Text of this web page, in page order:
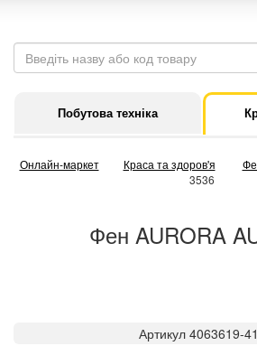
Побутова техніка
Онлайн-маркет Краса та здоров'я
3536
Фен AURORA
Артикул 4063619-